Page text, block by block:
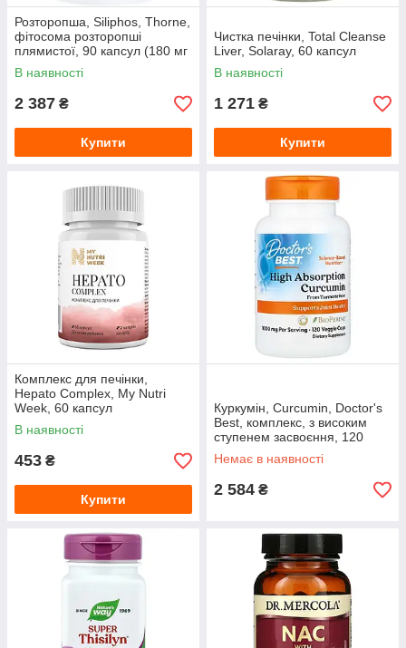
Розторопша, Siliphos, Thorne,
фітосома розторопші
плямистої, 90 капсул (180 мг
на капсулу)
В наявності
2 387 ₴
Купити
Чистка печінки, Total Cleanse
Liver, Solaray, 60 капсул
В наявності
1 271 ₴
Купити
Комплекс для печінки,
Hepato Complex, My Nutri
Week, 60 капсул
В наявності
453 ₴
Купити
Куркумін, Curcumin, Doctor's
Best, комплекс, з високим
ступенем засвоєння, 120
рослинних капсул
Немає в наявності
2 584 ₴